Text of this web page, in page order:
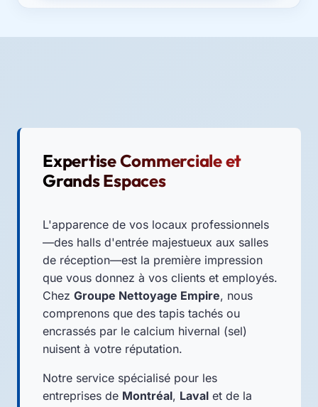
Expertise Commerciale et
Grands Espaces
L'apparence de vos locaux professionnels
—des halls d'entrée majestueux aux salles
de réception—est la première impression
que vous donnez à vos clients et employés.
Chez Groupe Nettoyage Empire, nous
comprenons que des tapis tachés ou
encrassés par le calcium hivernal (sel)
nuisent à votre réputation.
Notre service spécialisé pour les
entreprises de Montréal, Laval et de la